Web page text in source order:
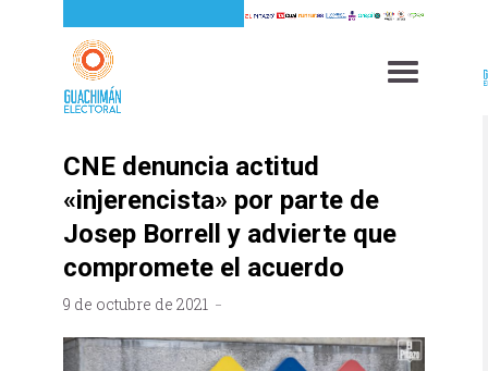
CNE denuncia actitud
«injerencista» por parte de
Josep Borrell y advierte que
compromete el acuerdo
9 de octubre de 2021